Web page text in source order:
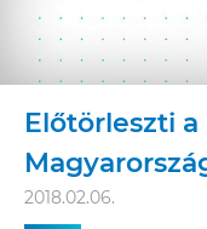
Előtörleszti
2018.02.06.